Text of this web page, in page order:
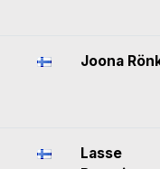
Joona
Lasse